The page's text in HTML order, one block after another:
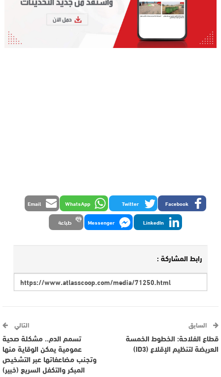
Facebook
Twitter
WhatsApp
Email
LinkedIn
Messenger طباعة
رابط المشاركة :
السابق
قطاع الفلاحة: الخطوط الخمسة
العريضة لتنظيم الإقلاع (ID3)
التالي
تسمم الدم.. مشكلة صحية
عمومية يمكن الوقاية منها
وتجنب مضاعفاتها عبر التشخيص
المبكر والتكفل السريع (خبير)